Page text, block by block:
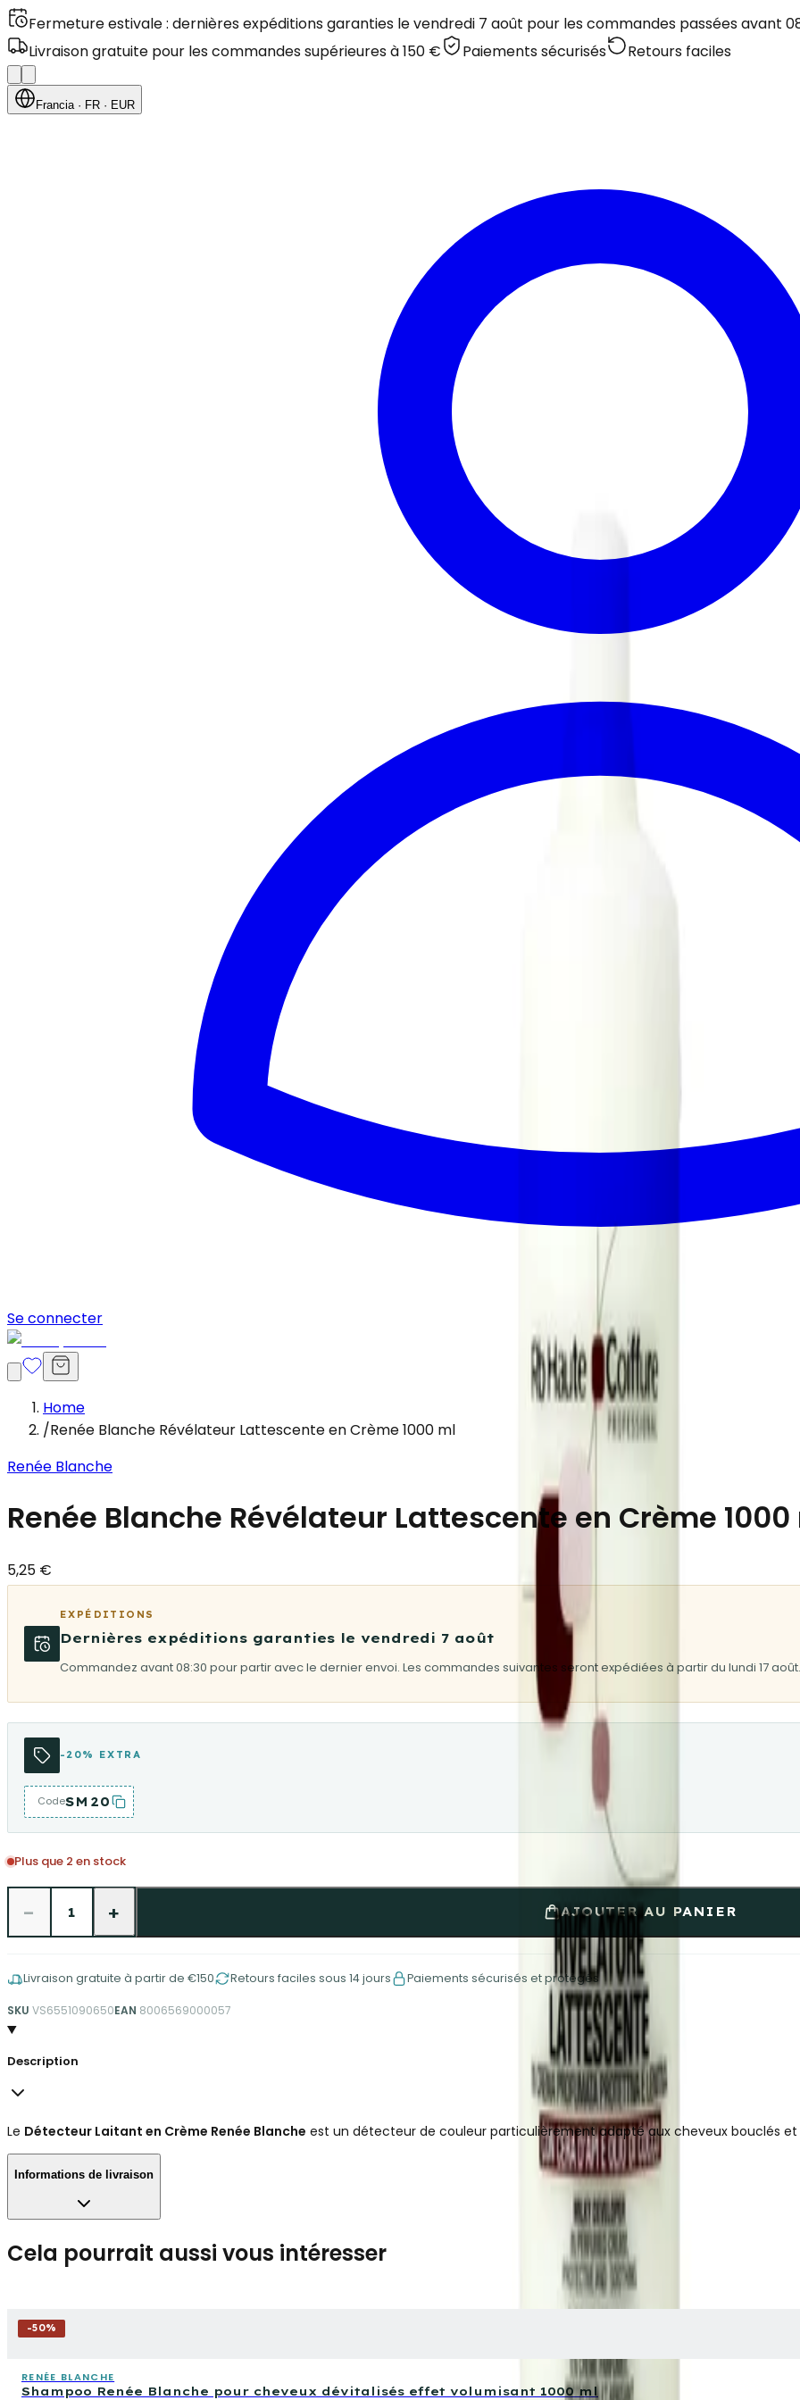
Fermeture estivale : dernières expéditions garanties le vendredi 7 août pour les commandes passées avant
Livraison gratuite pour les commandes supérieures à 150 €
Paiements sécurisés Retours faciles
Francia· FR · EUR
Se connecter
Home
/Renée Blanche Révélateur Lattescente en Crème 1000 ml
Renée Blanche
Renée Blanche Révélateur Lattescente en Crème
5,25 €
EXPÉDITIONS
Dernières expéditions garanties le vendredi 7 août
Commandez avant 08:30 pour partir avec le dernier envoi. Les commandes suivantes seront expédiées à partir du lundi 17 août.
-20% EXTRA
CodeSM20
Plus que 2 en stock
− 1 + AJOUTER AU PANIER
Livraison gratuite à partir de €150 Retours faciles sous 14 jours Paiements sécurisés et protégés
SKU VS6551090650EAN 8006569000057
Description
Le Détecteur Laitant en Crème Renée Blanche est un détecteur de couleur particulièrement adapté aux cheveux bouclés et
Informations de livraison
Cela pourrait aussi vous intéresser
-50%
RENÉE BLANCHE
Shampoo Renée Blanche pour cheveux dévitalisés effet volumisant 1000 ml